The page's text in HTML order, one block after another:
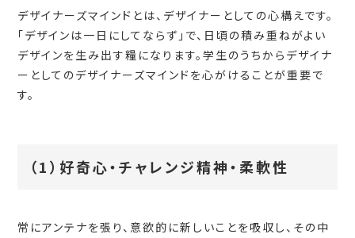
デザイナーズマインドとは、デザイナーとしての心構えです。
「デザインは一日にしてならず」で、日頃の積み重ねがよい
デザインを生み出す糧になります。学生のうちからデザイナ
ーとしてのデザイナーズマインドを心がけることが重要で
す。
（1）好奇心・チャレンジ精神・柔軟性
常にアンテナを張り、意欲的に新しいことを吸収し、その中